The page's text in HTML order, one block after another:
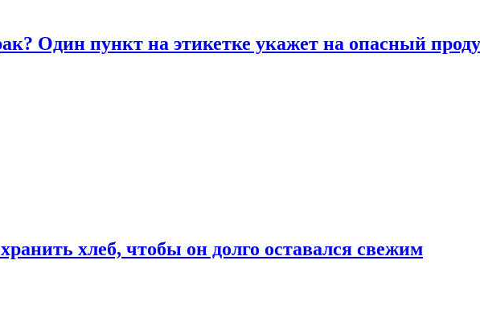
Один пункт на этикетке укажет на опасный
хлеб, чтобы он долго оставался свежим